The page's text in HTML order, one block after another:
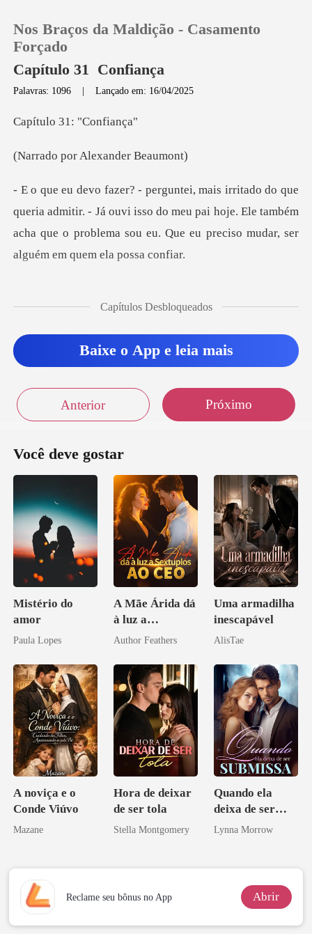
Histórico
Nos Braços da Maldição - Casamento
Forçado
Capítulo 31 Confiança
Palavras: 1096 |Lançado em: 16/04/2025
31: "Co
r Alexander
mitir. - Já ouvi isso do meu pai hoje. Ele também
acha que o problem
Capítulos Desbloqueados
Baixe o App e leia mais
Anterior Próximo
Você deve gostar
Mistério do
amor
Paula Lopes
A Mãe Árida dá
à luz a
Sextuplos ao
Author Feathers
Uma armadilha
inescapável
AlisTae
A noviça e o
Conde Viúvo
Mazane
Hora de deixar
de ser tola
Stella Montgomery
Quando ela
deixa de ser
submissa
Lynna Morrow
Reclame seu bônus no App Abrir